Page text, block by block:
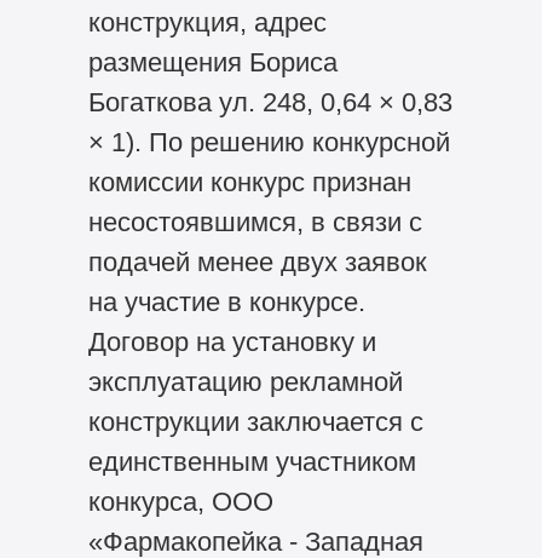
конструкция, адрес
размещения Бориса
Богаткова ул. 248, 0,64 × 0,83
× 1). По решению конкурсной
комиссии конкурс признан
несостоявшимся, в связи с
подачей менее двух заявок
на участие в конкурсе.
Договор на установку и
эксплуатацию рекламной
конструкции заключается с
единственным участником
конкурса, ООО
«Фармакопейка - Западная